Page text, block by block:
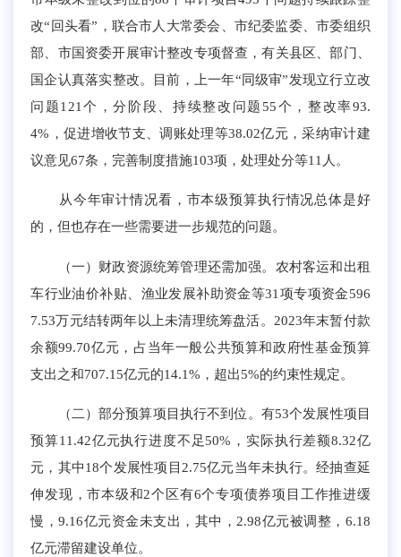
改“回头看”，联合市人大常委会、 市纪委监委、市委组织
部、 市国资委开展审计整改专项督查，有关县区、部门、
国企认真落实整改。目前，上一年“同级审”发现立行立改
问题1 21 个，分阶段、持续整改问题 55个，整改率93.
4% ，促进增收节支、调账处理等38.02亿元，采纳审计建
议意见67条，完善制度措施103项，处理处分等11人。
从今年审计情况看，市本级预算执行情况总体是好
的，但也存在一些需要进一步规范的问题。
（一） 财政资源统筹管理还需加强。 农村客运和出租
车行业油价补贴、渔业发展补助资金等31 项专项资金596
7.53万元结转两年以上未清理统筹盘活。 2023年末暂付款
余额99.70亿元 ， 占当年一般公共预算和政府性基金预算
支出之和707.15亿元的14.1%，超出5%的约束性规定。
（二）部分预算项目执行不到位。 有53个发展性项目
预算1 1 .42亿元执行进度不足50%， 实际执行差额8.32亿
元，其中18个发展性项目 2.75亿元当年未执行。经抽查延
伸发现，市本级和2个区有6个专项债券项目工作推进缓
慢，9.16亿元资金未支出，其中，2.98亿元被调整，6.18
亿元滞留建设单位。